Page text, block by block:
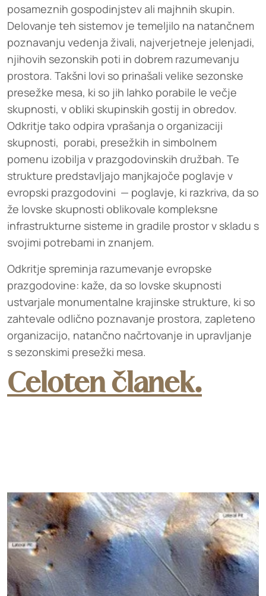
posameznih gospodinjstev ali majhnih skupin.
Delovanje teh sistemov je temeljilo na natančnem
poznavanju vedenja živali, najverjetneje jelenjadi,
njihovih sezonskih poti in dobrem razumevanju
prostora. Takšni lovi so prinašali velike sezonske
presežke mesa, ki so jih lahko porabile le večje
skupnosti, v obliki skupinskih gostij in obredov.
Odkritje tako odpira vprašanja o organizaciji
skupnosti, porabi, presežkih in simbolnem
pomenu izobilja v prazgodovinskih družbah. Te
strukture predstavljajo manjkajoče poglavje v
evropski prazgodovini — poglavje, ki razkriva, da so
že lovske skupnosti oblikovale kompleksne
infrastrukturne sisteme in gradile prostor v skladu s
svojimi potrebami in znanjem.
Odkritje spreminja razumevanje evropske
prazgodovine: kaže, da so lovske skupnosti
ustvarjale monumentalne krajinske strukture, ki so
zahtevale odlično poznavanje prostora, zapleteno
organizacijo, natančno načrtovanje in upravljanje
s sezonskimi presežki mesa.
Celoten članek.